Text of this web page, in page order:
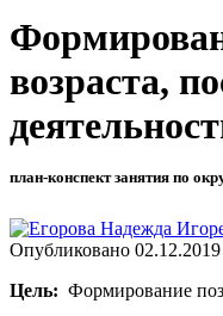
возраста,
план-конспект занятия по
Опубликовано
Цель: Формирование